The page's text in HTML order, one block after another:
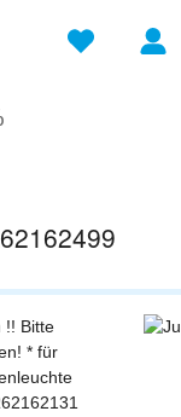
Du hast 0
!! Bitte
* für